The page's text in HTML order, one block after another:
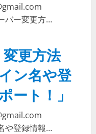
バー変更方…
更方法
ン名や登
ート！」
や登録情報…